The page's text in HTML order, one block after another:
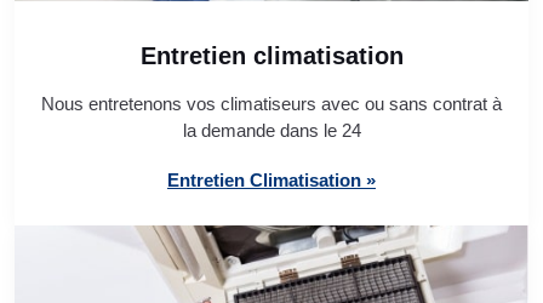
Entretien climatisation
Nous entretenons vos climatiseurs avec ou sans contrat à
la demande dans le 24
Entretien Climatisation »